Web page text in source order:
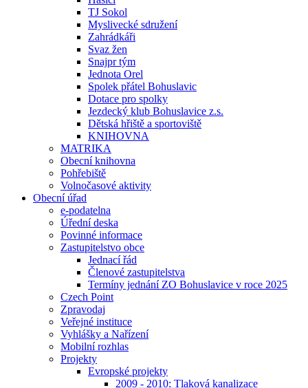
TJ Sokol
Myslivecké sdružení
Zahrádkáři
Svaz žen
Snajpr tým
Jednota Orel
Spolek přátel Bohuslavic
Dotace pro spolky
Jezdecký klub Bohuslavice z.s.
Dětská hřiště a sportoviště
KNIHOVNA
MATRIKA
Obecní knihovna
Pohřebiště
Volnočasové aktivity
Obecní úřad
e-podatelna
Úřední deska
Povinné informace
Zastupitelstvo obce
Jednací řád
Členové zastupitelstva
Termíny jednání ZO Bohuslavice v roce 2025
Czech Point
Zpravodaj
Veřejné instituce
Vyhlášky a Nařízení
Mobilní rozhlas
Projekty
Evropské projekty
2009 - 2010: Tlaková kanalizace